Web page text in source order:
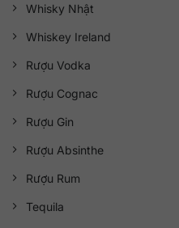
Whisky Nhật
Whiskey Ireland
Rượu Vodka
Rượu Cognac
Rượu Gin
Rượu Absinthe
Rượu Rum
Tequila